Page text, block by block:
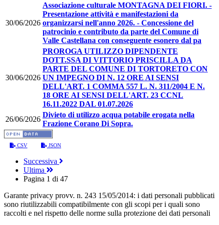
30/06/2026
Associazione culturale MONTAGNA DEI FIORI. -
Presentazione attività e manifestazioni da
organizzarsi nell'anno 2026. - Concessione del
patrocinio e contributo da parte del Comune di
Valle Castellana con conseguente esonero dal pa
30/06/2026
PROROGA UTILIZZO DIPENDENTE
DOTT.SSA DI VITTORIO PRISCILLA DA
PARTE DEL COMUNE DI TORTORETO CON
UN IMPEGNO DI N. 12 ORE AI SENSI
DELL'ART. 1 COMMA 557 L. N. 311/2004 E N.
18 ORE AI SENSI DELL'ART. 23 CCNL
16.11.2022 DAL 01.07.2026
26/06/2026
Divieto di utilizzo acqua potabile erogata nella
Frazione Corano Di Sopra.
CSV JSON
Successiva
Ultima
Pagina 1 di 47
Garante privacy provv. n. 243 15/05/2014: i dati personali pubblicati
sono riutilizzabili compatibilmente con gli scopi per i quali sono
raccolti e nel rispetto delle norme sulla protezione dei dati personali